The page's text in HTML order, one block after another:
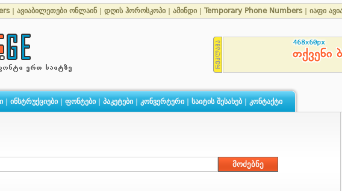
ავიაბილეთები ონლაინ დღის ჰოროსკოპი ამინდი Temporary Phone Numbers იაფი
| ინსტრუქციები| ფონტები| პაკეტები| კონვერტერი| საიტის შესახებ| კონტაქტი